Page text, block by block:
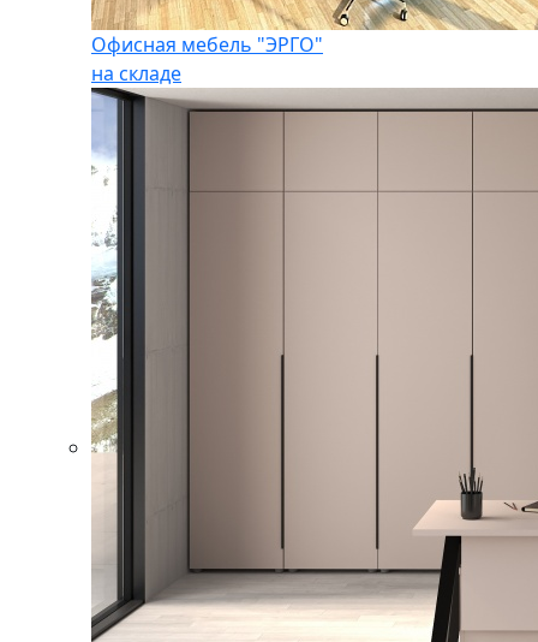
Офисная мебель "ЭРГО"
на складе